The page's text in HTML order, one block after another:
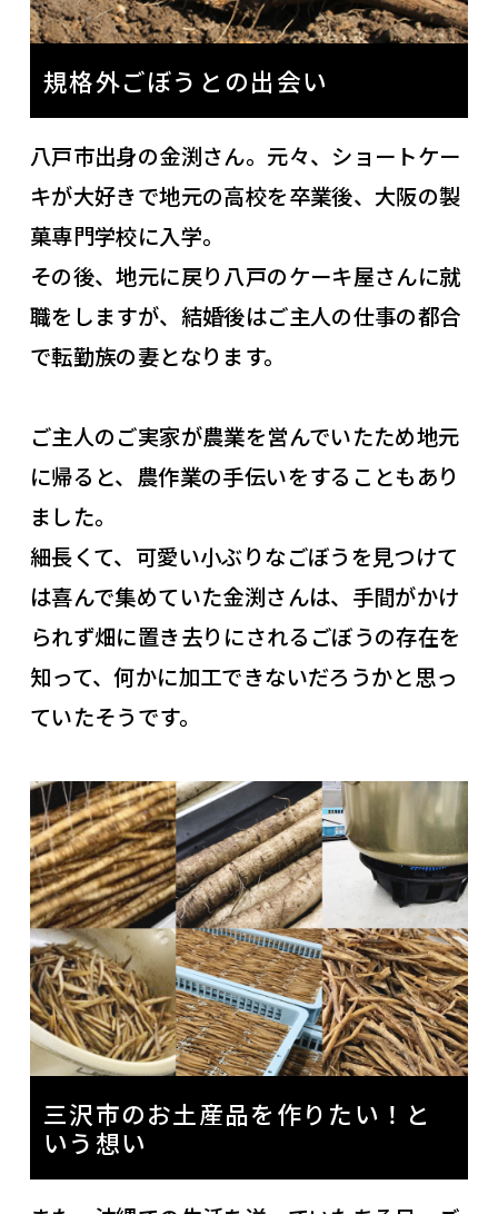
規格外ごぼうとの出会い
八戸市出身の金渕さん。元々、ショートケー
キが大好きで地元の高校を卒業後、大阪の製
菓専門学校に入学。
その後、地元に戻り八戸のケーキ屋さんに就
職をしますが、結婚後はご主人の仕事の都合
で転勤族の妻となります。
ご主人のご実家が農業を営んでいたため地元
に帰ると、農作業の手伝いをすることもあり
ました。
細長くて、可愛い小ぶりなごぼうを見つけて
は喜んで集めていた金渕さんは、手間がかけ
られず畑に置き去りにされるごぼうの存在を
知って、何かに加工できないだろうかと思っ
ていたそうです。
三沢市のお土産品を作りたい！と
いう想い